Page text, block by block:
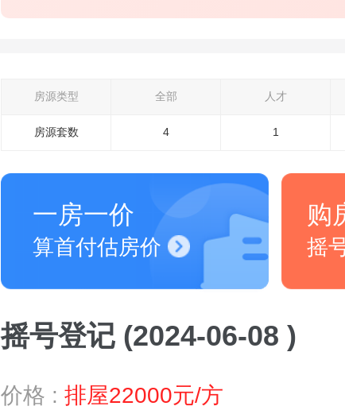
房源类型 全部 人才
房源套数 4 1
一房一价
算首付估房价
购
摇
摇号登记 (2024-06-08 )
价格 : 排屋22000元/方